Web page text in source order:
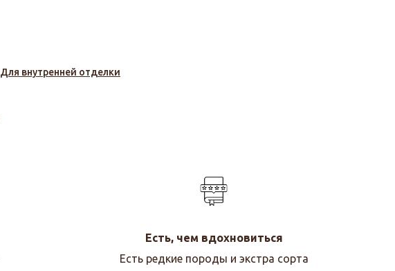
Для внутренней отделки
Есть, чем вдохновиться
Есть редкие породы и экстра сорта